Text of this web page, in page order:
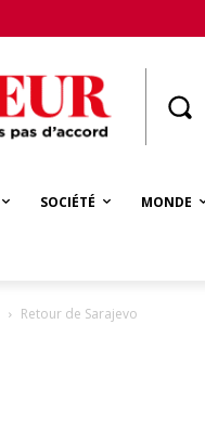
SOCIÉTÉ MONDE
Retour de Sarajevo